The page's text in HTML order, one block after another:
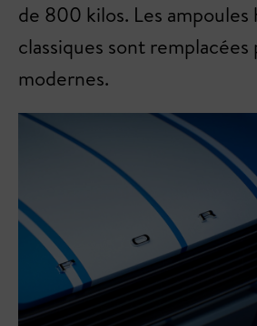
de 800 kilos. Les ampoules
classiques sont remplacées
modernes.